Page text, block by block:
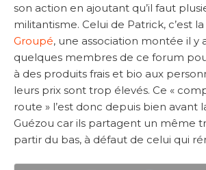
son action en ajoutant qu’il faut
militantisme. Celui de Patrick, c’est
Groupé, une association montée il y
quelques membres de ce forum
à des produits frais et bio aux
leurs prix sont trop élevés. Ce «
route » l’est donc depuis bien avant
Guézou car ils partagent un même
partir du bas, à défaut de celui qui